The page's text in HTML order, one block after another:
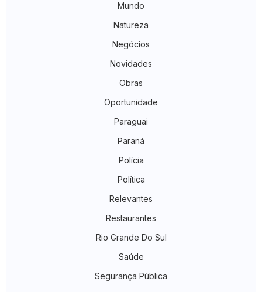
Mundo
Natureza
Negócios
Novidades
Obras
Oportunidade
Paraguai
Paraná
Polícia
Política
Relevantes
Restaurantes
Rio Grande Do Sul
Saúde
Segurança Pública